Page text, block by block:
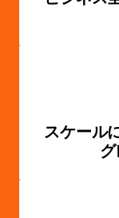
スケール